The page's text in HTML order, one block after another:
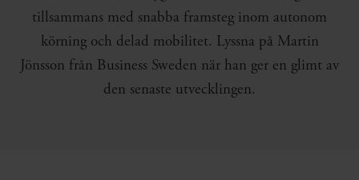
tillsammans med snabba framsteg inom autonom
körning och delad mobilitet. Lyssna på Martin
Jönsson från Business Sweden när han ger en glimt av
den senaste utvecklingen.